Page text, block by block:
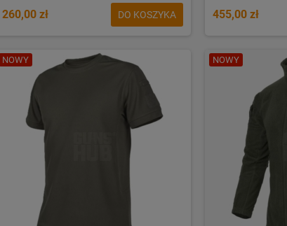
260,00 zł DO KOSZYKA 455,00 zł
NOWY NOWY